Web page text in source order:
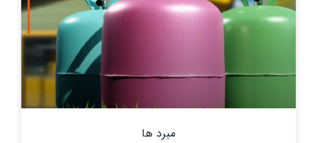
مبرد ها